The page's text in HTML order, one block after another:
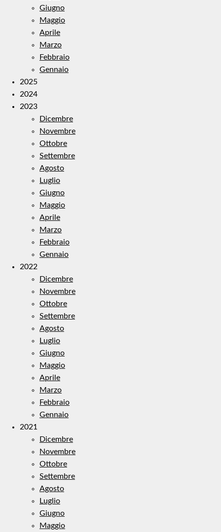
Giugno
Maggio
Aprile
Marzo
Febbraio
Gennaio
2025
2024
2023
Dicembre
Novembre
Ottobre
Settembre
Agosto
Luglio
Giugno
Maggio
Aprile
Marzo
Febbraio
Gennaio
2022
Dicembre
Novembre
Ottobre
Settembre
Agosto
Luglio
Giugno
Maggio
Aprile
Marzo
Febbraio
Gennaio
2021
Dicembre
Novembre
Ottobre
Settembre
Agosto
Luglio
Giugno
Maggio